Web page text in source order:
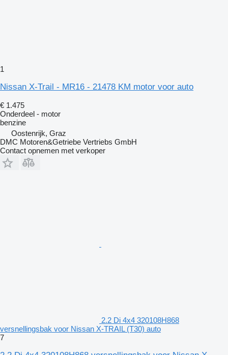
1
Nissan X-Trail - MR16 - 21478 KM motor voor auto
€ 1.475
Onderdeel - motor
benzine
Oostenrijk, Graz
DMC Motoren&Getriebe Vertriebs GmbH
Contact opnemen met verkoper
2.2 Di 4x4 320108H868
versnellingsbak voor Nissan X-TRAIL (T30) auto
7